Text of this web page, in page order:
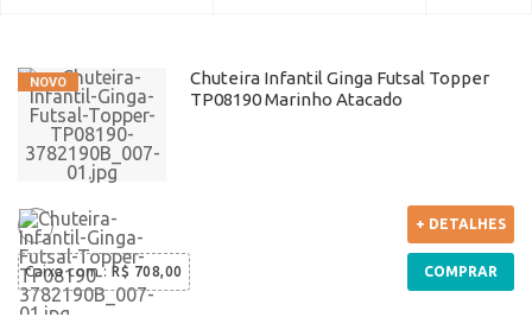
Chuteira Infantil Ginga Futsal Topper
TP08190 Marinho Atacado
Caixa com: R$ 708,00
+ DETALHES
COMPRAR